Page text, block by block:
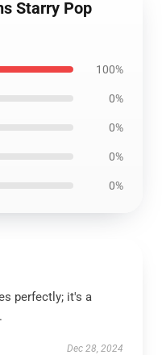
Starry Pop
100%
0%
0%
0%
0%
perfectly; it's a
Dec 28, 2024